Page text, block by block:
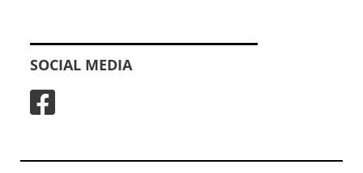
SOCIAL MEDIA